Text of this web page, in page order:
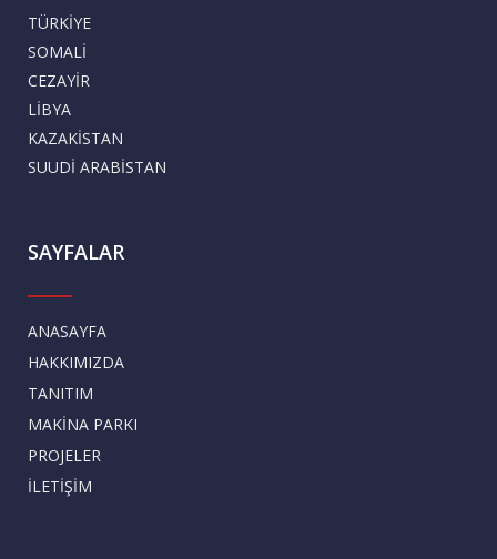
TÜRKİYE
SOMALİ
CEZAYİR
LİBYA
KAZAKİSTAN
SUUDİ ARABİSTAN
SAYFALAR
ANASAYFA
HAKKIMIZDA
TANITIM
MAKİNA PARKI
PROJELER
İLETİŞİM